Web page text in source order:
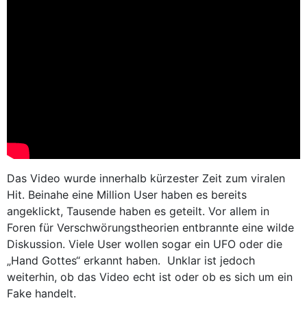
Das Video wurde innerhalb kürzester Zeit zum viralen
Hit. Beinahe eine Million User haben es bereits
angeklickt, Tausende haben es geteilt. Vor allem in
Foren für Verschwörungstheorien entbrannte eine wilde
Diskussion. Viele User wollen sogar ein UFO oder die
„Hand Gottes“ erkannt haben. Unklar ist jedoch
weiterhin, ob das Video echt ist oder ob es sich um ein
Fake handelt.